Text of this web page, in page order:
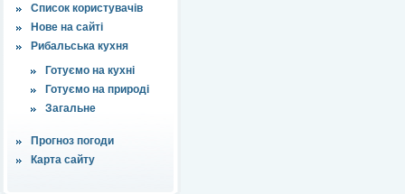
Список користувачів
Нове на сайті
Рибальська кухня
Готуємо на кухні
Готуємо на природі
Загальне
Прогноз погоди
Карта сайту